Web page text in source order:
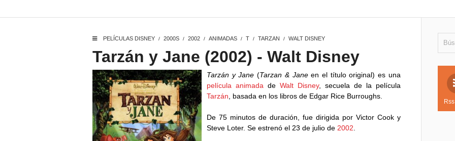
PELÍCULAS DISNEY / 2000S / 2002 / ANIMADAS / T / TARZAN / WALT DISNEY
Tarzán y Jane (2002) - Walt Disney
Tarzán y Jane (Tarzan & Janeen el título original) es una
película animada de Walt Disney, secuela de la película
Tarzán , basada en los libros de Edgar Rice Burroughs.
De 75 minutos de duración, fue dirigida por Victor Cook y
Steve Loter. Se estrenó el 23 de julio de 2002